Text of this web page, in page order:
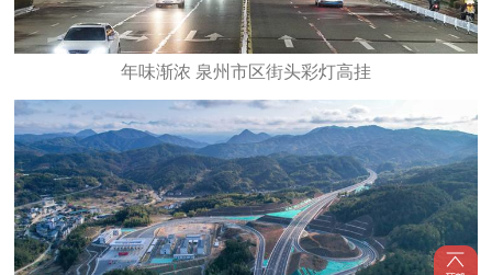
年味渐浓 泉州市区街头彩灯高挂